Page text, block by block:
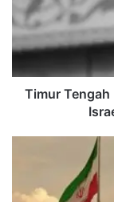
Gabungan
AS–
Ali
Khamenei
Timur Tengah
Militer